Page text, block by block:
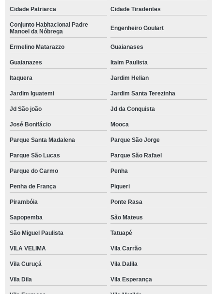
Cidade Patriarca Cidade Tiradentes
Conjunto Habitacional Padre
Manoel da Nóbrega
Engenheiro Goulart
Ermelino Matarazzo Guaianases
Guaianazes Itaim Paulista
Itaquera Jardim Helian
Jardim Iguatemi Jardim Santa Terezinha
Jd São joão Jd da Conquista
José Bonifácio Mooca
Parque Santa Madalena Parque São Jorge
Parque São Lucas Parque São Rafael
Parque do Carmo Penha
Penha de França Piqueri
Pirambóia Ponte Rasa
Sapopemba São Mateus
São Miguel Paulista Tatuapé
VILA VELIMA Vila Carrão
Vila Curuçá Vila Dalila
Vila Dila Vila Esperança